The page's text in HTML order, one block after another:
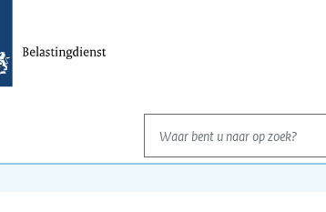
Waar bent u naar op zoek?